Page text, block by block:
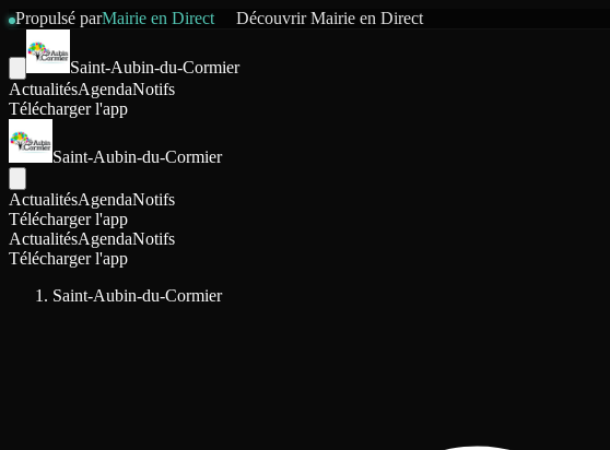
Propulsé parMairie en Direct DécouvrirMairie en Direct
Saint-Aubin-du-Cormier
ActualitésAgendaNotifs
Télécharger l'app
Saint-Aubin-du-Cormier
ActualitésAgendaNotifs
Télécharger l'app
ActualitésAgendaNotifs
Télécharger l'app
Saint-Aubin-du-Cormier